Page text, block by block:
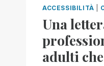
ACCESSIBILITÀ
Una
adulti